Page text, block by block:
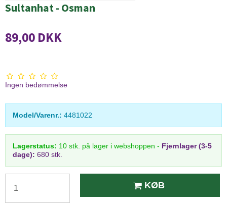
Sultanhat - Osman
89,00 DKK
Ingen bedømmelse
Model/Varenr.: 4481022
Lagerstatus: 10 stk. på lager i webshoppen - Fjernlager (3-5
dage): 680 stk.
KØB